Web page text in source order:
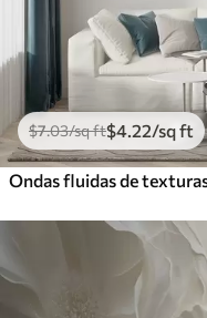
$7.03/sq ft$4.22/sq ft